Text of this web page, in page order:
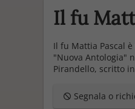
Il fu
Il fu Mattia Pascal
"Nuova Antologia"
Pirandello, scritto
Segnala o